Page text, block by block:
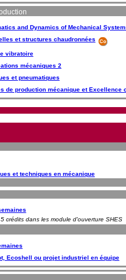
and Dynamics of Mechanical
et structures chaudronnées
vibratoire
mécaniques 2
et pneumatiques
de production mécanique et Excellence
et techniques en mécanique
crédits dans les module d'ouverture SHES
Ecoshell ou projet industriel en équipe